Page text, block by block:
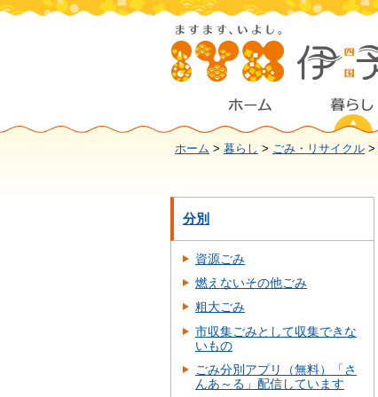
ホーム > 暮らし > ごみ・リサイクル >
分別
資源ごみ
燃えないその他ごみ
粗大ごみ
市収集ごみとして収集できな
いもの
ごみ分別アプリ（無料）「さ
んあ～る」配信しています